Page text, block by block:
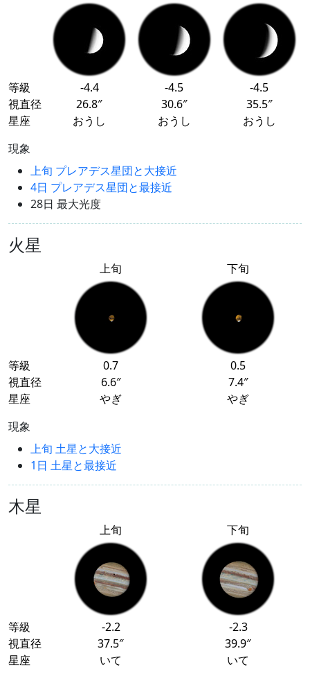
等級 -4.4 -4.5
-4.5
視直径
26.8″ 30.6″
35.5″
星座
おうし おうし
おうし
現象
上旬 プレアデス星団と大接近
4日 プレアデス星団と最接近
28日 最大光度
火星
上旬 下旬
等級 0.7
0.5
視直径
6.6″
7.4″
星座
やぎ
やぎ
現象
上旬 土星と大接近
1日 土星と最接近
木星
上旬 下旬
等級 -2.2
-2.3
視直径
37.5″
39.9″
星座
いて いて